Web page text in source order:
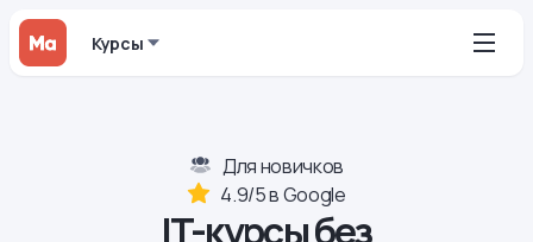
Курсы
Для новичков
4.9/5 в Google
IT-курсы без